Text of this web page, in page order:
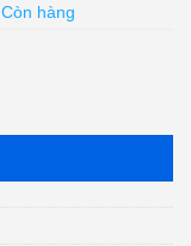
Còn hàng